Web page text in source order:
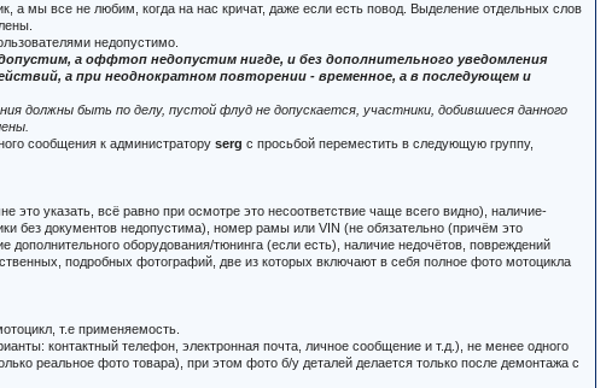
а мы все не любим, когда на нас кричат, даже если есть повод. Выделение отдельных слов
недопустимо.
а оффтоп недопустим нигде, и без дополнительного уведомления
а при неоднократном повторении - временное, а в последующем и
должны быть по делу, пустой флуд не допускается, участники, добившиеся данного
сообщения к администраторуserg с просьбой переместить в следующую группу,
это указать, всё равно при осмотре это несоответствие чаще всего видно), наличие-
без документов недопустима), номер рамы или VIN (не обязательно (причём это
оборудования/тюнинга (если есть), наличие недочётов, повреждений
подробных фотографий, две из которых включают в себя полное фото мотоцикла
т.е применяемость.
контактный телефон, электронная почта, личное сообщение и т.д.), не менее одного
реальное фото товара), при этом фото б/у деталей делается только после демонтажа с